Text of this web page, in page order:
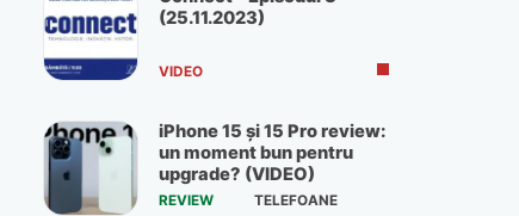
(25.11.2023)
VIDEO
iPhone 15 și 15 Pro review:
un moment bun pentru
upgrade? (VIDEO)
REVIEW
TELEFOANE